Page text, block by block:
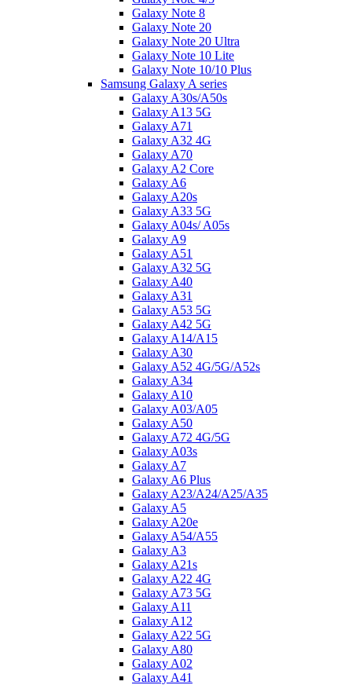
Galaxy Note 8
Galaxy Note 20
Galaxy Note 20 Ultra
Galaxy Note 10 Lite
Galaxy Note 10/10 Plus
Samsung Galaxy A series
Galaxy A30s/A50s
Galaxy A13 5G
Galaxy A71
Galaxy A32 4G
Galaxy A70
Galaxy A2 Core
Galaxy A6
Galaxy A20s
Galaxy A33 5G
Galaxy A04s/ A05s
Galaxy A9
Galaxy A51
Galaxy A32 5G
Galaxy A40
Galaxy A31
Galaxy A53 5G
Galaxy A42 5G
Galaxy A14/A15
Galaxy A30
Galaxy A52 4G/5G/A52s
Galaxy A34
Galaxy A10
Galaxy A03/A05
Galaxy A50
Galaxy A72 4G/5G
Galaxy A03s
Galaxy A7
Galaxy A6 Plus
Galaxy A23/A24/A25/A35
Galaxy A5
Galaxy A20e
Galaxy A54/A55
Galaxy A3
Galaxy A21s
Galaxy A22 4G
Galaxy A73 5G
Galaxy A11
Galaxy A12
Galaxy A22 5G
Galaxy A80
Galaxy A02
Galaxy A41